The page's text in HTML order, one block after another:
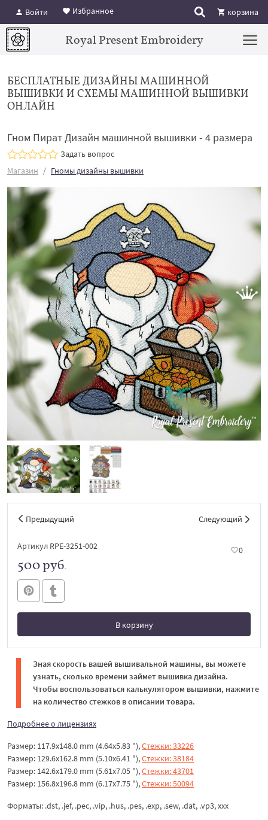
Войти Избранное корзина
Royal Present Embroidery
БЕСПЛАТНЫЕ ДИЗАЙНЫ МАШИННОЙ
ВЫШИВКИ И СХЕМЫ МАШИННОЙ ВЫШИВКИ
ОНЛАЙН
Гном Пират Дизайн машинной вышивки - 4 размера
Задать вопрос
Магазин
Гномы дизайны вышивки
Предыдущий Следующий
Артикул RPE-3251-002 0
500 руб.
В корзину
В корзине
Зная скорость вашей вышивальной машины, вы можете
узнать, сколько времени займет вышивка дизайна.
Чтобы воспользоваться калькулятором вышивки, нажмите
на количество стежков в описании товара.
Подробнее о лицензиях
Размер: 117.9x148.0 mm (4.64x5.83 "),Стежки: 33226
Размер: 129.6x162.8 mm (5.10x6.41 "),Стежки: 38184
Размер: 142.6x179.0 mm (5.61x7.05 "),Стежки: 43701
Размер: 156.8x196.8 mm (6.17x7.75 "),Стежки: 50094
Форматы: .dst, .jef, .pec, .vip, .hus, .pes, .exp, .sew, .dat, .vp3, xxx